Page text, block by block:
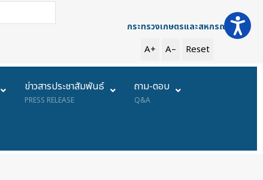
กระทรวงเกษตรและสหกรณ์
A+ A– Reset
ข่าวสารประชาสัมพันธ์
PRESS RELEASE
ถาม-ตอบ
Q&A